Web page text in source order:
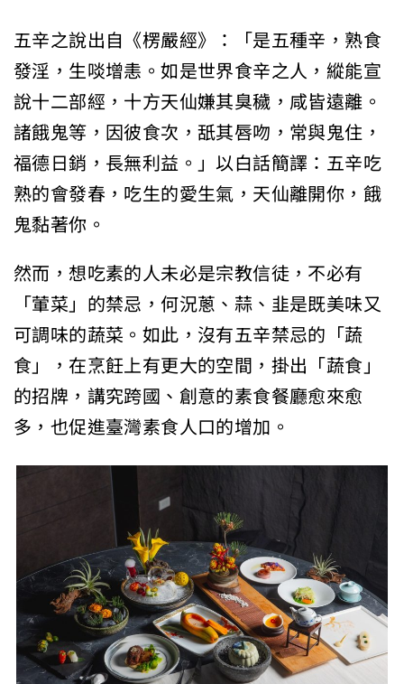
五辛之說出自《楞嚴經》：「是五種辛，熟食
發淫，生啖增恚。如是世界食辛之人，縱能宣
說十二部經，十方天仙嫌其臭穢，咸皆遠離。
諸餓鬼等，因彼食次，舐其唇吻，常與鬼住，
福德日銷，長無利益。」以白話簡譯：五辛吃
熟的會發春，吃生的愛生氣，天仙離開你，餓
鬼黏著你。
然而，想吃素的人未必是宗教信徒，不必有
「葷菜」的禁忌，何況蔥、蒜、韭是既美味又
可調味的蔬菜。如此，沒有五辛禁忌的「蔬
食」，在烹飪上有更大的空間，掛出「蔬食」
的招牌，講究跨國、創意的素食餐廳愈來愈
多，也促進臺灣素食人口的增加。